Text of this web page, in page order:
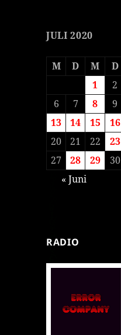
JULI 2020
M D M D
1
2
6
7 8 9
13
14 15 16
20
21 22 23
27
28 29 30
« Juni
RADIO